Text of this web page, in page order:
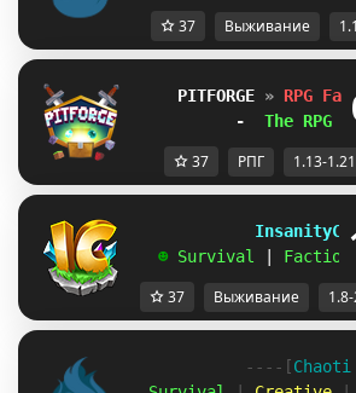
37 Выживание
PITFORGE » RPG
- The RPG
37 РПГ 1.13-
☻ Survival
37 Выживание
----[